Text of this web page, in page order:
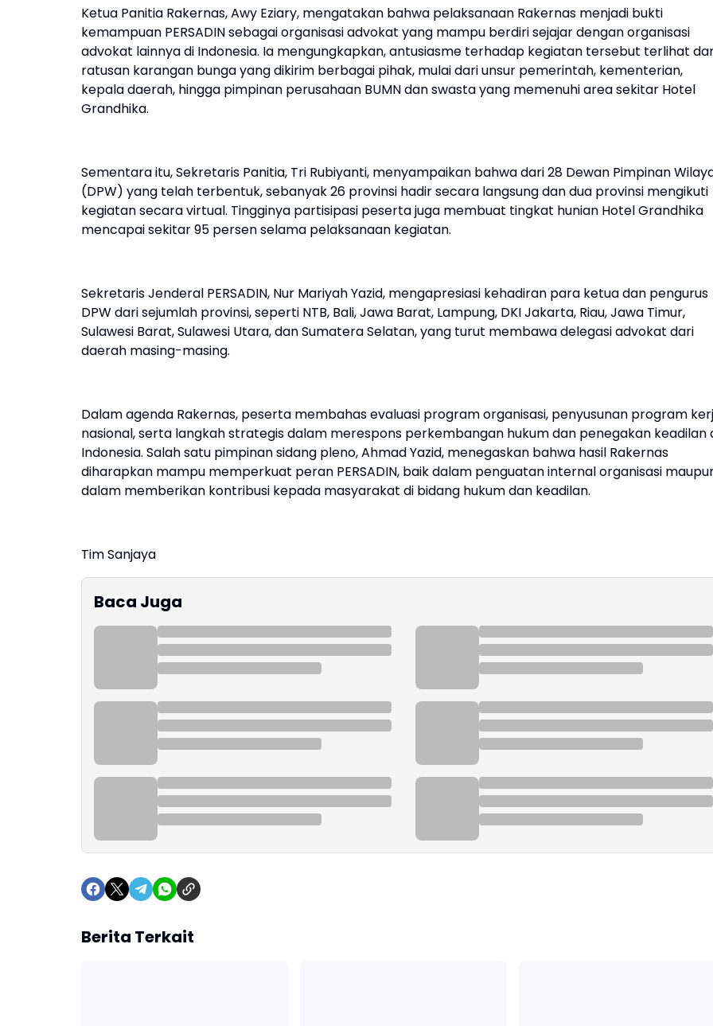
Ketua Panitia Rakernas, Awy Eziary, mengatakan bahwa pelaksanaan Rakernas menjadi bukti
kemampuan PERSADIN sebagai organisasi advokat yang mampu berdiri sejajar dengan organisasi
advokat lainnya di Indonesia. Ia mengungkapkan, antusiasme terhadap kegiatan tersebut terlihat
ratusan karangan bunga yang dikirim berbagai pihak, mulai dari unsur pemerintah, kementerian,
kepala daerah, hingga pimpinan perusahaan BUMN dan swasta yang memenuhi area sekitar Hotel
Grandhika.
Sementara itu, Sekretaris Panitia, Tri Rubiyanti, menyampaikan bahwa dari 28 Dewan Pimpinan
(DPW) yang telah terbentuk, sebanyak 26 provinsi hadir secara langsung dan dua provinsi mengikuti
kegiatan secara virtual. Tingginya partisipasi peserta juga membuat tingkat hunian Hotel Grandhika
mencapai sekitar 95 persen selama pelaksanaan kegiatan.
Sekretaris Jenderal PERSADIN, Nur Mariyah Yazid, mengapresiasi kehadiran para ketua dan pengurus
DPW dari sejumlah provinsi, seperti NTB, Bali, Jawa Barat, Lampung, DKI Jakarta, Riau, Jawa Timur,
Sulawesi Barat, Sulawesi Utara, dan Sumatera Selatan, yang turut membawa delegasi advokat dari
daerah masing-masing.
Dalam agenda Rakernas, peserta membahas evaluasi program organisasi, penyusunan program
nasional, serta langkah strategis dalam merespons perkembangan hukum dan penegakan keadilan
Indonesia. Salah satu pimpinan sidang pleno, Ahmad Yazid, menegaskan bahwa hasil Rakernas
diharapkan mampu memperkuat peran PERSADIN, baik dalam penguatan internal organisasi
dalam memberikan kontribusi kepada masyarakat di bidang hukum dan keadilan.
Tim Sanjaya
Baca Juga
Berita Terkait